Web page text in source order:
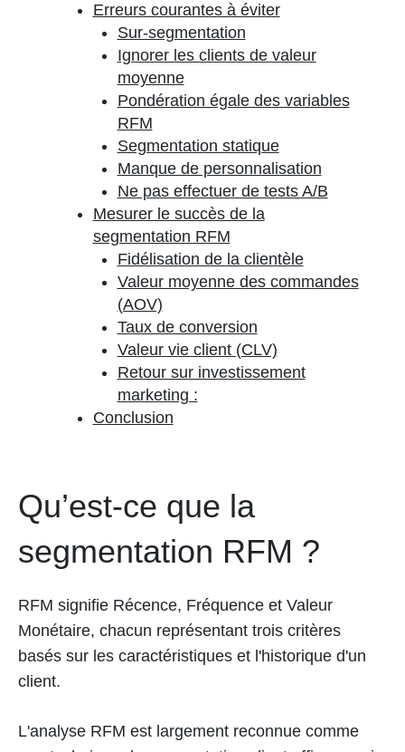
Erreurs courantes à éviter
Sur-segmentation
Ignorer les clients de valeur
moyenne
Pondération égale des variables
RFM
Segmentation statique
Manque de personnalisation
Ne pas effectuer de tests A/B
Mesurer le succès de la
segmentation RFM
Fidélisation de la clientèle
Valeur moyenne des commandes
(AOV)
Taux de conversion
Valeur vie client (CLV)
Retour sur investissement
marketing :
Conclusion
Qu’est-ce que la
segmentation RFM ?
RFM signifie Récence, Fréquence et Valeur
Monétaire, chacun représentant trois critères
basés sur les caractéristiques et l'historique d'un
client.
L'analyse RFM est largement reconnue comme